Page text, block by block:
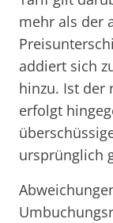
mehr als der
addiert sich
hinzu. Ist der
erfolgt
ursprünglich